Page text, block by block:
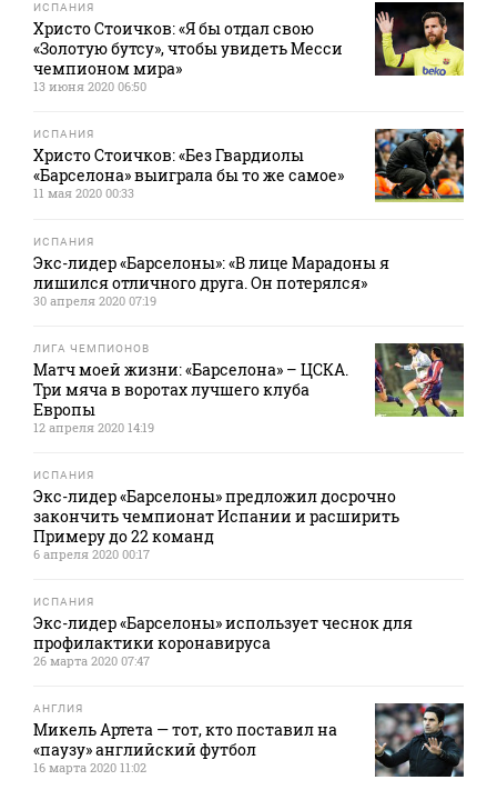
ИСПАНИЯ
Христо Стоичков: «Я бы отдал свою
«Золотую бутсу», чтобы увидеть Месси
чемпионом мира»
13 июня 2020 06:50
ИСПАНИЯ
Христо Стоичков: «Без Гвардиолы
«Барселона» выиграла бы то же самое»
11 мая 2020 00:33
ИСПАНИЯ
Экс-лидер «Барселоны»: «В лице Марадоны я
лишился отличного друга. Он потерялся»
30 апреля 2020 07:19
ЛИГА ЧЕМПИОНОВ
Матч моей жизни: «Барселона» – ЦСКА.
Три мяча в воротах лучшего клуба
Европы
12 апреля 2020 14:19
ИСПАНИЯ
Экс-лидер «Барселоны» предложил досрочно
закончить чемпионат Испании и расширить
Примеру до 22 команд
6 апреля 2020 00:17
ИСПАНИЯ
Экс-лидер «Барселоны» использует чеснок для
профилактики коронавируса
26 марта 2020 07:47
АНГЛИЯ
Микель Артета — тот, кто поставил на
«паузу» английский футбол
16 марта 2020 11:02